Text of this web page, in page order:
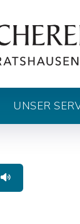
UNSER